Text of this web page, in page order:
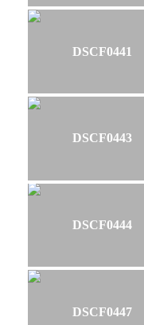
DSCF0441
DSCF0443
DSCF0444
DSCF0447